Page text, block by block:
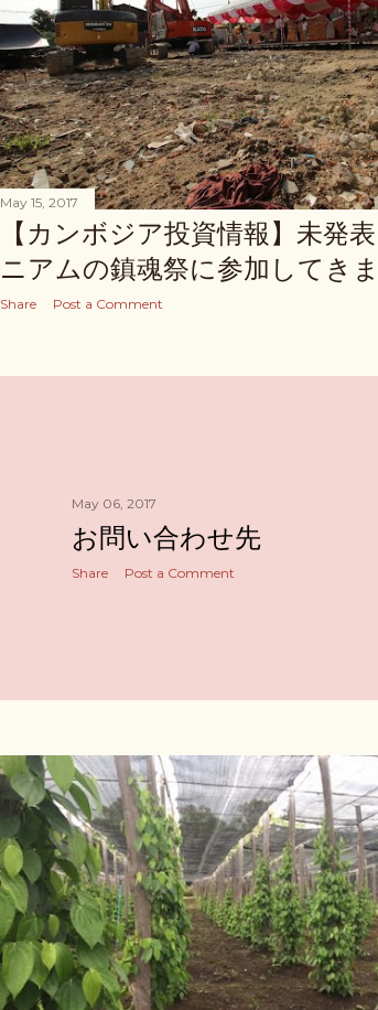
May 15, 2017
【カンボジア投資情報】未発
ニアムの鎮魂祭に参加してき
Share Post a Comment
May 06, 2017
お問い合わせ先
Share Post a Comment